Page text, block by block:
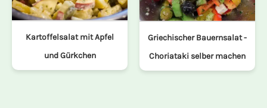
Kartoffelsalat mit Apfel
und Gürkchen
Griechischer Bauernsalat -
Choriataki selber machen